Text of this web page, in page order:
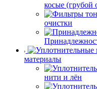
косые (грубой
очистки
материалы
нити и лён